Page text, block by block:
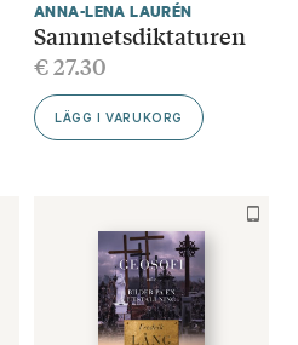
ANNA-LENA LAURÉN
Sammetsdiktaturen
€27.30
LÄGG I VARUKORG